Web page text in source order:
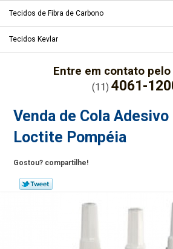
Tecidos de Fibra de Carbono
Tecidos Kevlar
Entre em contato
(11) 4061-
Venda de Cola
Loctite Pompéia
Gostou? compartilhe!